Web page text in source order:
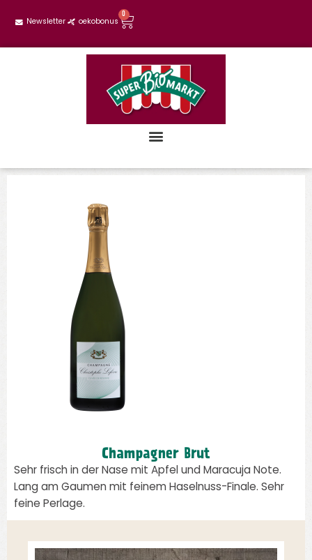
Newsletter oekobonus
0
Champagner Brut
Sehr frisch in der Nase mit Apfel und Maracuja Note.
Lang am Gaumen mit feinem Haselnuss-Finale. Sehr
feine Perlage.